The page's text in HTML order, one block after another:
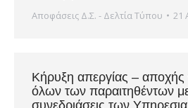
Αποφάσεις Δ.Σ. - Δελτία Τύπου 21
Κήρυξη απεργίας – αποχής
όλων των παραιτηθέντων
συνεδριάσεις των